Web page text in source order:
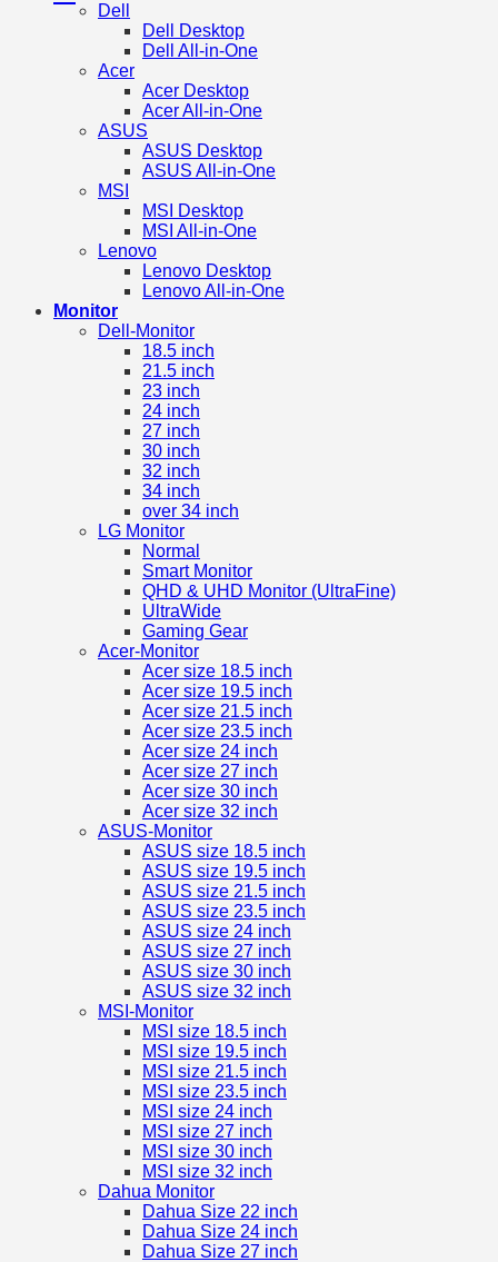
Dell
Dell Desktop
Dell All-in-One
Acer
Acer Desktop
Acer All-in-One
ASUS
ASUS Desktop
ASUS All-in-One
MSI
MSI Desktop
MSI All-in-One
Lenovo
Lenovo Desktop
Lenovo All-in-One
Monitor
Dell-Monitor
18.5 inch
21.5 inch
23 inch
24 inch
27 inch
30 inch
32 inch
34 inch
over 34 inch
LG Monitor
Normal
Smart Monitor
QHD & UHD Monitor (UltraFine)
UltraWide
Gaming Gear
Acer-Monitor
Acer size 18.5 inch
Acer size 19.5 inch
Acer size 21.5 inch
Acer size 23.5 inch
Acer size 24 inch
Acer size 27 inch
Acer size 30 inch
Acer size 32 inch
ASUS-Monitor
ASUS size 18.5 inch
ASUS size 19.5 inch
ASUS size 21.5 inch
ASUS size 23.5 inch
ASUS size 24 inch
ASUS size 27 inch
ASUS size 30 inch
ASUS size 32 inch
MSI-Monitor
MSI size 18.5 inch
MSI size 19.5 inch
MSI size 21.5 inch
MSI size 23.5 inch
MSI size 24 inch
MSI size 27 inch
MSI size 30 inch
MSI size 32 inch
Dahua Monitor
Dahua Size 22 inch
Dahua Size 24 inch
Dahua Size 27 inch